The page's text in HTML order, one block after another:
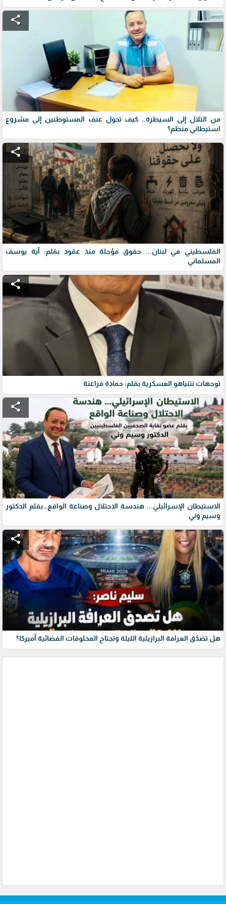
share
من التلال إلى السيطرة.. كيف تحول عنف المستوطنين إلى مشروع
استيطاني منظم؟
share
الفلسطيني في لبنان... حقوق مؤجلة منذ عقود بقلم: آية يوسف
المسلماني
share
توجهات نتنياهو العسكرية بقلم: حمادة فراعنة
share
الاستيطان الإسرائيلي... هندسة الاحتلال وصناعة الواقع…بقلم الدكتور
وسيم وني
share
هل تصْدُق العرافة البرازيلية الليلة وتجتاح المخلوقات الفضائية أميركا؟